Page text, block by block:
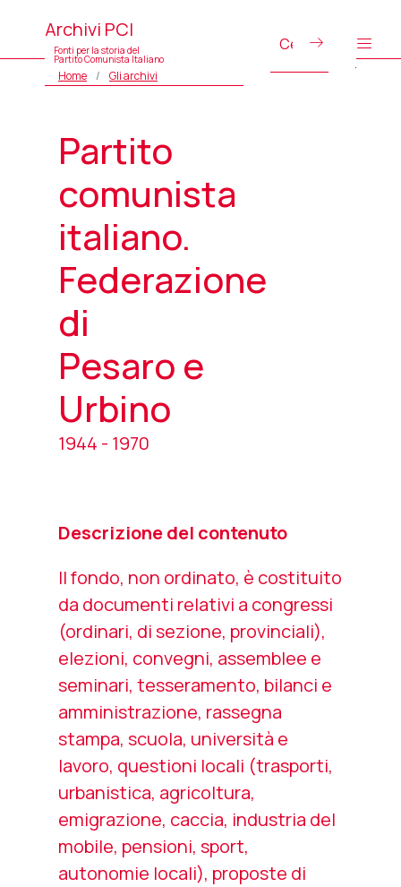
Archivi PCI
Fonti per la storia del
Partito Comunista Italiano
Home Gli archivi
Partito
comunista
italiano.
Federazione
di
Pesaro e
Urbino
1944 - 1970
Descrizione del contenuto
Il fondo, non ordinato, è costituito
da documenti relativi a congressi
(ordinari, di sezione, provinciali),
elezioni, convegni, assemblee e
seminari, tesseramento, bilanci e
amministrazione, rassegna
stampa, scuola, università e
lavoro, questioni locali (trasporti,
urbanistica, agricoltura,
emigrazione, caccia, industria del
mobile, pensioni, sport,
autonomie locali), proposte di